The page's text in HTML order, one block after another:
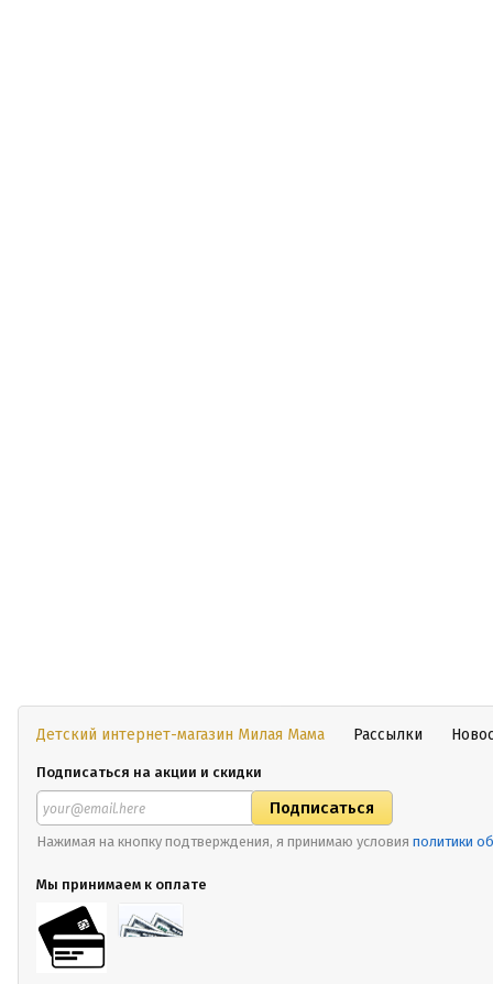
Детский интернет-магазин Милая Мама Рассылки
Подписаться на акции и скидки
Нажимая на кнопку подтверждения, я принимаю условия политики
Мы принимаем к оплате